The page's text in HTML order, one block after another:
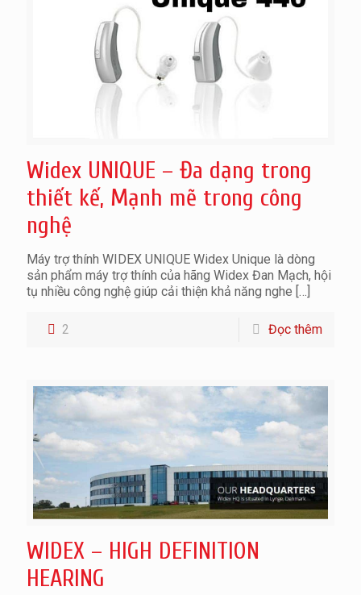
Widex UNIQUE – Đa dạng trong
thiết kế, Mạnh mẽ trong công
nghệ
Máy trợ thính WIDEX UNIQUE Widex Unique là dòng
sản phẩm máy trợ thính của hãng Widex Đan Mạch, hội
tụ nhiều công nghệ giúp cải thiện khả năng nghe […]
2 Đọc thêm
WIDEX – HIGH DEFINITION
HEARING